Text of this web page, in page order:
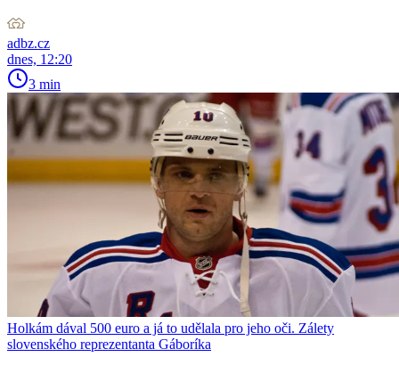
adbz.cz
dnes, 12:20
3 min
Holkám dával 500 euro a já to udělala pro jeho oči. Zálety
slovenského reprezentanta Gáboríka